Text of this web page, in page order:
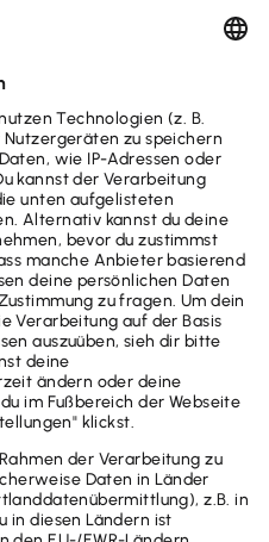
Diese Kosten
ist das Arbeiten im
Die
sogar noch
viel mehr von zu
dein Homeoffice unter
von der Steuer
und welche Kosten
erfährst du in diesem